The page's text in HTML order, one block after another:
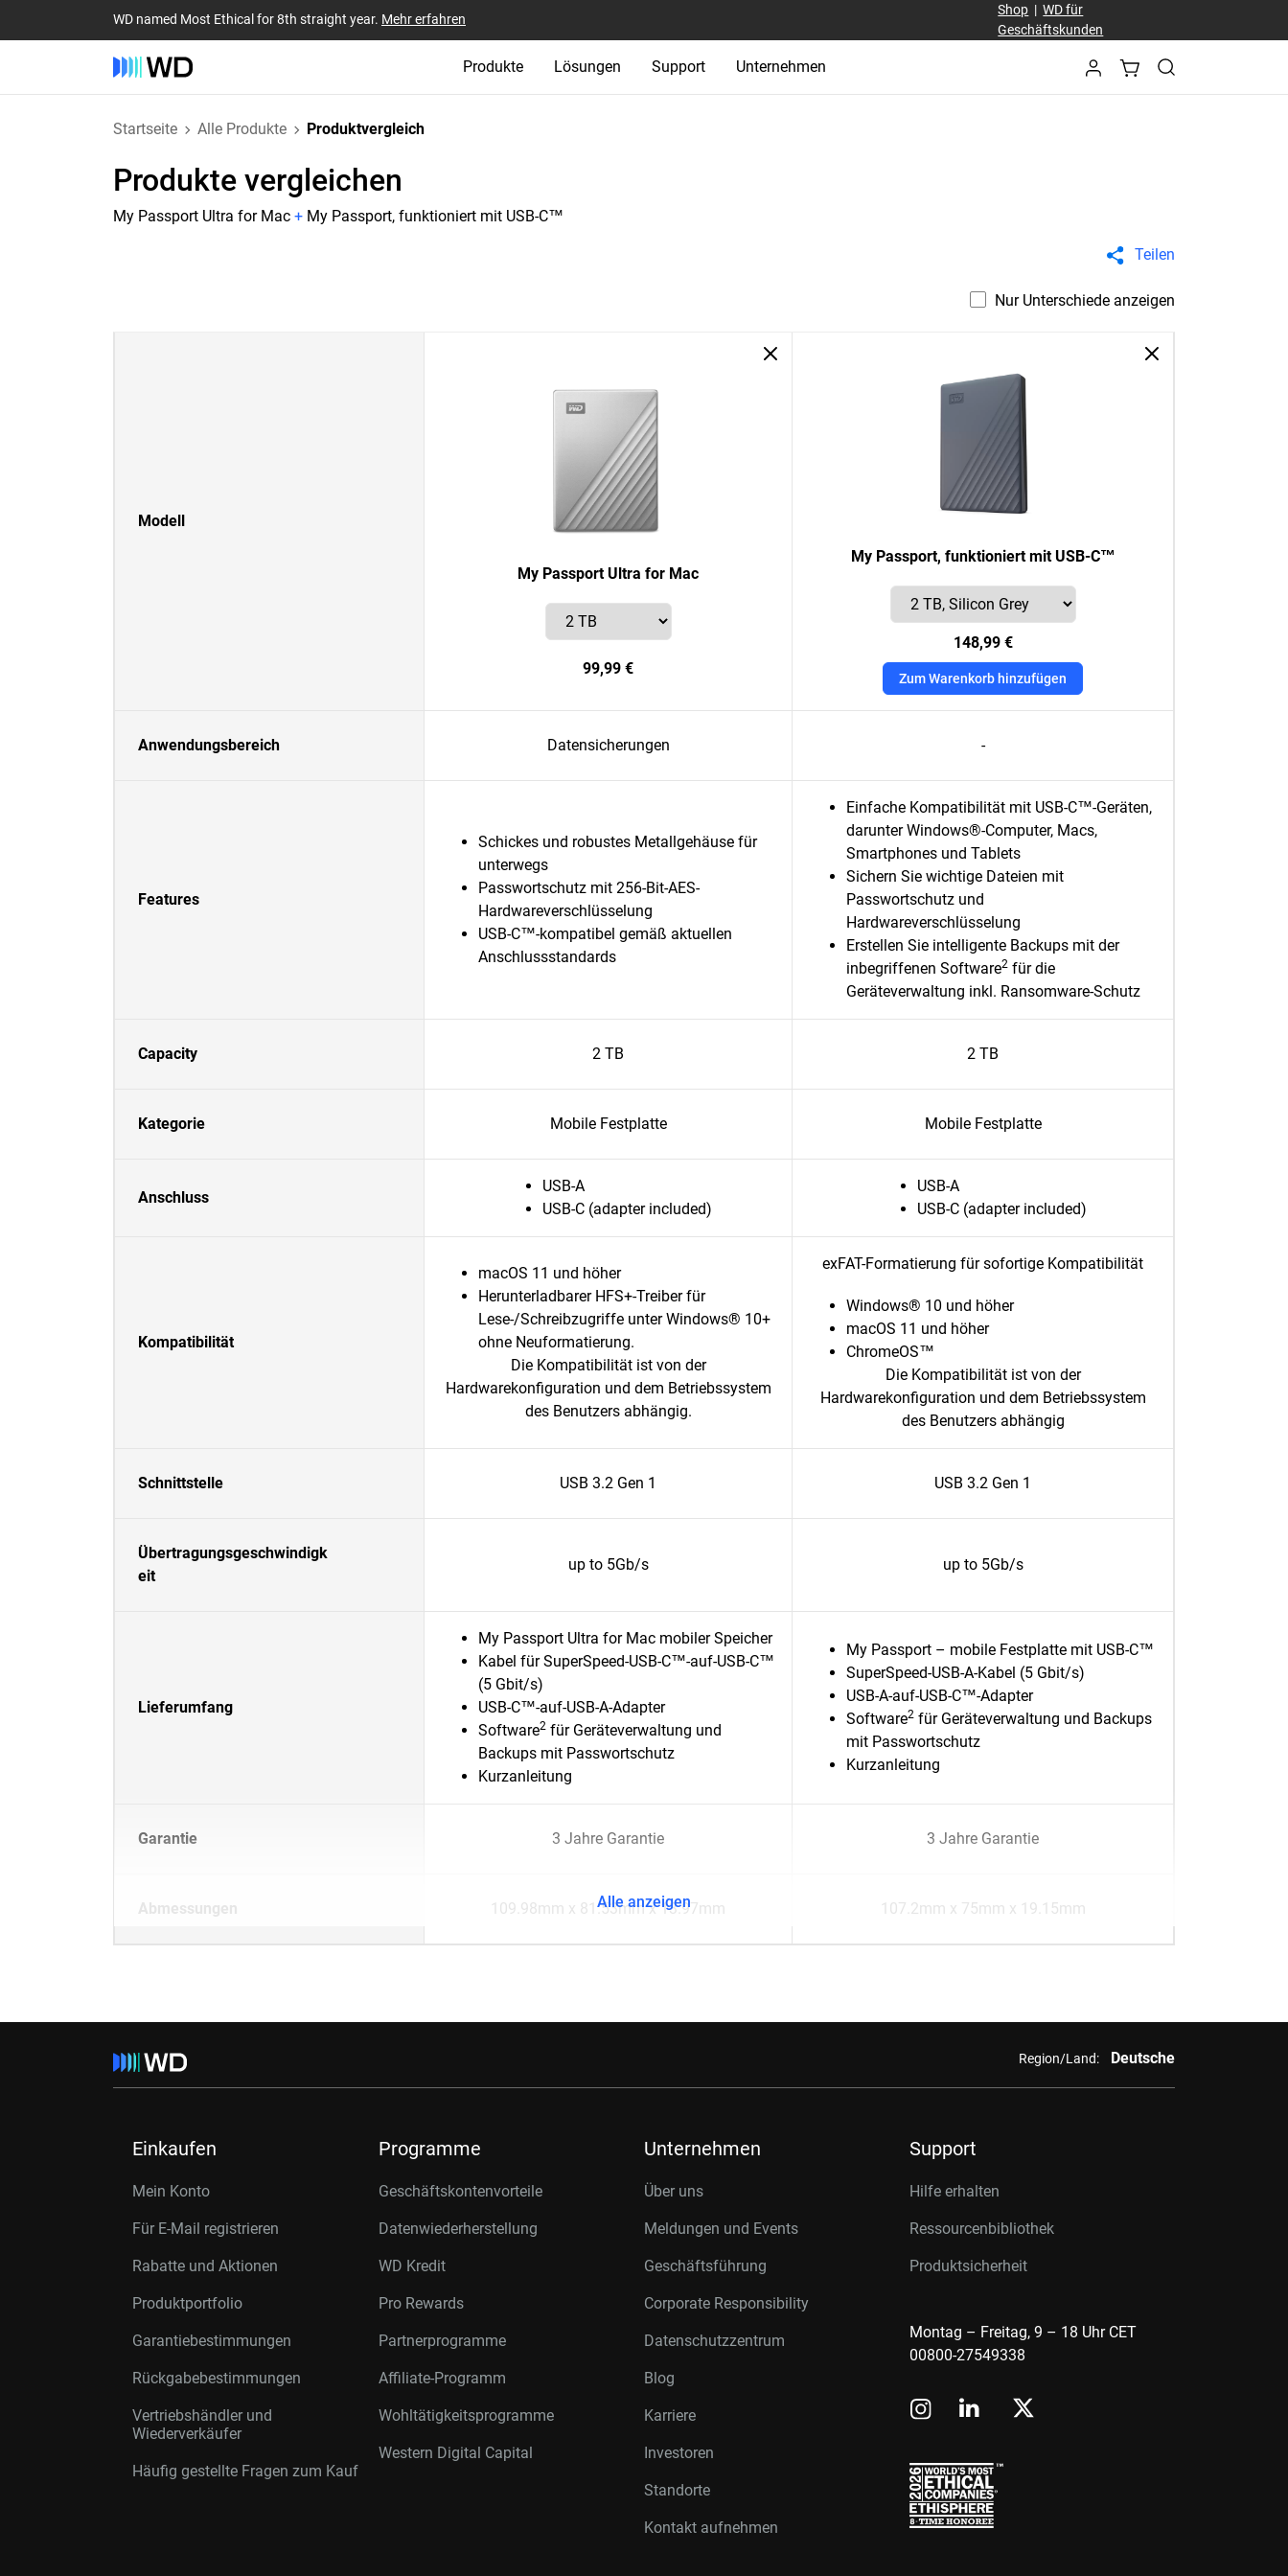
WD named Most Ethical for 8th straight year. Mehr erfahren
Shop |WD für
Geschäftskunden
Produkte Lösungen Support Unternehmen
Startseite Alle Produkte Produktvergleich
Produkte vergleichen
My Passport Ultra for Mac + My Passport, funktioniert mit USB-C™
Teilen
Nur Unterschiede anzeigen
Modell
My Passport Ultra for Mac
99,99 €
My Passport, funktioniert mit USB-C™
148,99 €
Zum Warenkorb hinzufügen
Anwendungsbereich Datensicherungen -
Features
Schickes und robustes Metallgehäuse für
unterwegs
Passwortschutz mit 256-Bit-AES-
Hardwareverschlüsselung
USB-C™-kompatibel gemäß aktuellen
Anschlussstandards
Einfache Kompatibilität mit USB-C™-Geräten,
darunter Windows®-Computer, Macs,
Smartphones und Tablets
Sichern Sie wichtige Dateien mit
Passwortschutz und
Hardwareverschlüsselung
Erstellen Sie intelligente Backups mit der
inbegriffenen Software2 für die
Geräteverwaltung inkl. Ransomware-Schutz
Capacity 2 TB 2 TB
Kategorie Mobile Festplatte Mobile Festplatte
Anschluss
USB-A
USB-C (adapter included)
USB-A
USB-C (adapter included)
Kompatibilität
macOS 11 und höher
Herunterladbarer HFS+-Treiber für
Lese-/Schreibzugriffe unter Windows® 10+
ohne Neuformatierung.
Die Kompatibilität ist von der
Hardwarekonfiguration und dem Betriebssystem
des Benutzers abhängig.
exFAT-Formatierung für sofortige Kompatibilität
Windows® 10 und höher
macOS 11 und höher
ChromeOS™
Die Kompatibilität ist von der
Hardwarekonfiguration und dem Betriebssystem
des Benutzers abhängig
Schnittstelle USB 3.2 Gen 1 USB 3.2 Gen 1
Übertragungsgeschwindigk
eit
up to 5Gb/s up to 5Gb/s
Lieferumfang
My Passport Ultra for Mac mobiler Speicher
Kabel für SuperSpeed-USB-C™-auf-USB-C™
(5 Gbit/s)
USB-C™-auf-USB-A-Adapter
Software2 für Geräteverwaltung und
Backups mit Passwortschutz
Kurzanleitung
My Passport – mobile Festplatte mit USB-C™
SuperSpeed-USB-A-Kabel (5 Gbit/s)
USB-A-auf-USB-C™-Adapter
Software2 für Geräteverwaltung und Backups
mit Passwortschutz
Kurzanleitung
Garantie 3 Jahre Garantie 3 Jahre Garantie
Abmessungen 109.98mm x 81.53mm x 13.97mm 107.2mm x 75mm x 19.15mm
Alle anzeigen
Region/Land: Deutsche
Einkaufen
Mein Konto
Für E-Mail registrieren
Rabatte und Aktionen
Produktportfolio
Garantiebestimmungen
Rückgabebestimmungen
Vertriebshändler und
Wiederverkäufer
Häufig gestellte Fragen zum Kauf
Programme
Geschäftskontenvorteile
Datenwiederherstellung
WD Kredit
Pro Rewards
Partnerprogramme
Affiliate-Programm
Wohltätigkeitsprogramme
Western Digital Capital
Unternehmen
Über uns
Meldungen und Events
Geschäftsführung
Corporate Responsibility
Datenschutzzentrum
Blog
Karriere
Investoren
Standorte
Kontakt aufnehmen
Support
Hilfe erhalten
Ressourcenbibliothek
Produktsicherheit
Montag – Freitag, 9 – 18 Uhr CET
00800-27549338